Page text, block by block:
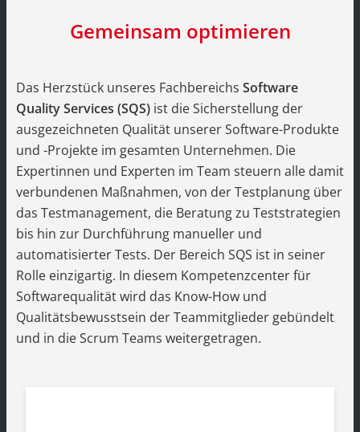
Gemeinsam optimieren
Das Herzstück unseres Fachbereichs Software
Quality Services (SQS) ist die Sicherstellung der
ausgezeichneten Qualität unserer Software-Produkte
und -Projekte im gesamten Unternehmen. Die
Expertinnen und Experten im Team steuern alle damit
verbundenen Maßnahmen, von der Testplanung über
das Testmanagement, die Beratung zu Teststrategien
bis hin zur Durchführung manueller und
automatisierter Tests. Der Bereich SQS ist in seiner
Rolle einzigartig. In diesem Kompetenzcenter für
Softwarequalität wird das Know-How und
Qualitätsbewusstsein der Teammitglieder gebündelt
und in die Scrum Teams weitergetragen.